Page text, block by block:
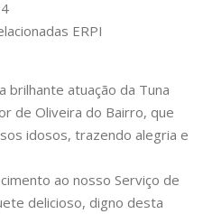
ERPI
brilhante atuação da Tuna
de Oliveira do Bairro, que
idosos, trazendo alegria e
ao nosso Serviço de
delicioso, digno desta